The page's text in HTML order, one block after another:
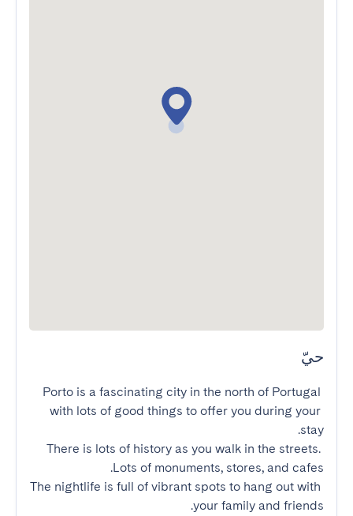
حيّ
Porto is a fascinating city in the north of Portugal
with lots of good things to offer you during your
There is lots of history as you walk in the streets.
The nightlife is full of vibrant spots to hang out with